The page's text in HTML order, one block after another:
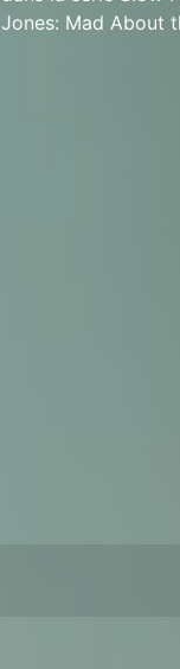
Jones: Mad About